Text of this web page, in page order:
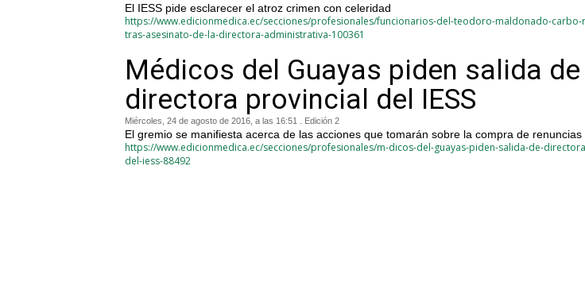
El IESS pide esclarecer el atroz crimen con celeridad
https://www.edicionmedica.ec/secciones/profesionales/funcionarios-del-teodoro-maldonado-carbo-
tras-asesinato-de-la-directora-administrativa-100361
Médicos del Guayas piden salida de
directora provincial del IESS
Miércoles, 24 de agosto de 2016, a las 16:51 . Edición 2
El gremio se manifiesta acerca de las acciones que tomarán sobre la compra de renuncias
https://www.edicionmedica.ec/secciones/profesionales/m-dicos-del-guayas-piden-salida-de-
del-iess-88492